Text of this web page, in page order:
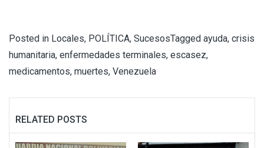
Posted in Locales, POLÍTICA, SucesosTagged ayuda, crisis
humanitaria, enfermedades terminales, escasez,
medicamentos, muertes, Venezuela
RELATED POSTS